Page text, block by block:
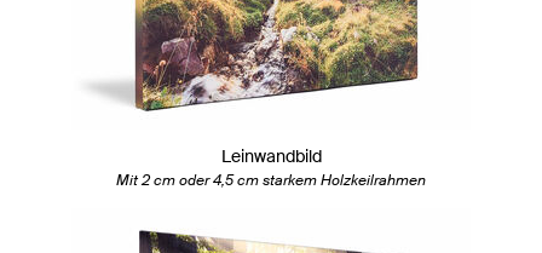
Leinwandbild
Mit 2 cm oder 4,5 cm starkem Holzkeilrahmen